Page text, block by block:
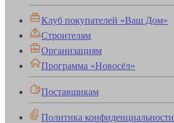
Клуб покупателей «Ваш Дом»
Строителям
Организациям
Программа «Новосёл»
Поставщикам
Политика конфиденциальности